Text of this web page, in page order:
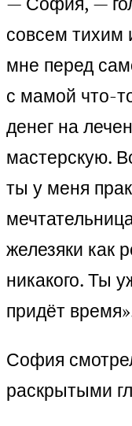
совсем
мне перед
с мамой что-
денег на
мастерскую.
ты у меня
железяки как
никакого. Ты
придёт
София
раскрытыми